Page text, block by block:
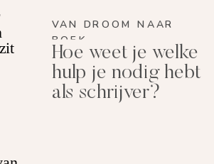
VAN DROOM NAAR
BOEK
Hoe weet je welke
hulp je nodig hebt
als schrijver?